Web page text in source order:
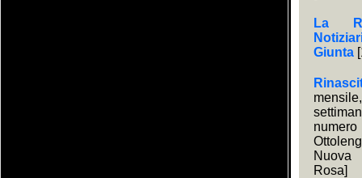
La
Giunta
Nuova
Rosa]